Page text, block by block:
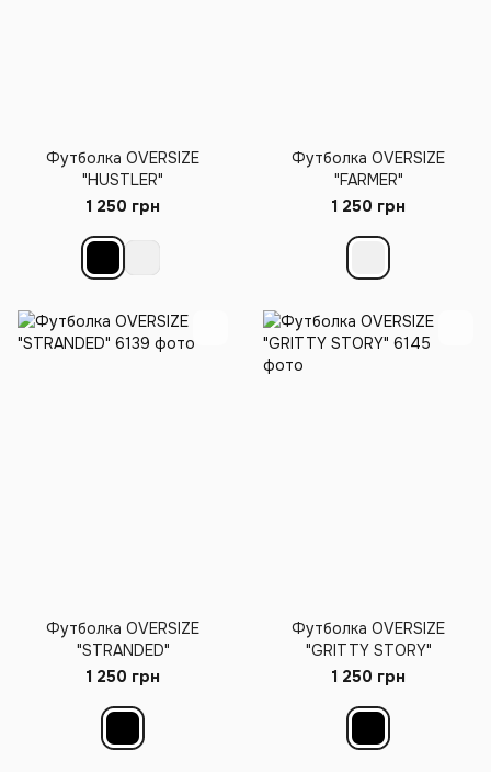
Футболка OVERSIZE
"HUSTLER"
1 250 грн
Футболка OVERSIZE
"FARMER"
1 250 грн
Футболка OVERSIZE
"STRANDED"
1 250 грн
Футболка OVERSIZE
"GRITTY STORY"
1 250 грн